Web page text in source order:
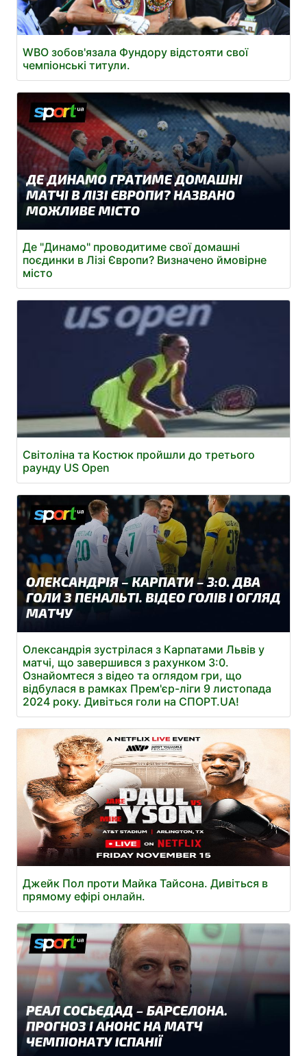
WBO зобов'язала Фундору відстояти свої
чемпіонські титули.
Де "Динамо" проводитиме свої домашні
поєдинки в Лізі Європи? Визначено ймовірне
місто
Світоліна та Костюк пройшли до третього
раунду US Open
Олександрія зустрілася з Карпатами Львів у
матчі, що завершився з рахунком 3:0.
Ознайомтеся з відео та оглядом гри, що
відбулася в рамках Прем'єр-ліги 9 листопада
2024 року. Дивіться голи на СПОРТ.UA!
Джейк Пол проти Майка Тайсона. Дивіться в
прямому ефірі онлайн.